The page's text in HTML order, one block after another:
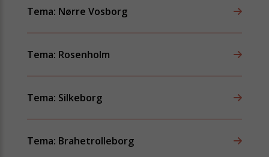
Tema: Nørre Vosborg
Tema: Rosenholm
Tema: Silkeborg
Tema: Brahetrolleborg